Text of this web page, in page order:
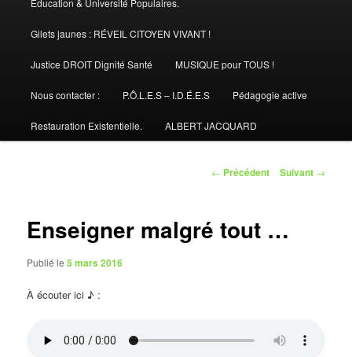
Gilets jaunes : RÉVEIL CITOYEN VIVANT !
Justice DROIT Dignité Santé MUSIQUE pour TOUS !
Nous contacter : P.Ô.L.E.S – I.D.É.E.S Pédagogie active
Restauration Existentielle. ALBERT JACQUARD
Navigation
← Précédent Suivant →
Enseigner malgré tout …
Publié le5 mars 2016
À écouter ici ♪ :